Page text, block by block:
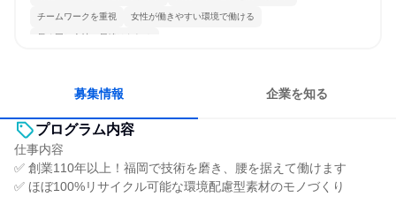
チームワークを重視 女性が働きやすい環境で働ける
長く同じ会社に居続けられる
募集情報 企業を知る
プログラム内容
仕事内容
✅ 創業110年以上！福岡で技術を磨き、腰を据えて働けます
✅ ほぼ100%リサイクル可能な環境配慮型素材のモノづくり